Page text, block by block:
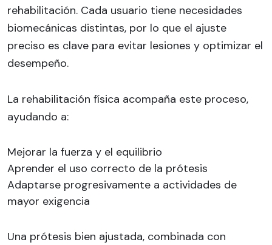
rehabilitación. Cada usuario tiene necesidades
biomecánicas distintas, por lo que el ajuste
preciso es clave para evitar lesiones y optimizar el
desempeño.
La rehabilitación física acompaña este proceso,
ayudando a:
Mejorar la fuerza y el equilibrio
Aprender el uso correcto de la prótesis
Adaptarse progresivamente a actividades de
mayor exigencia
Una prótesis bien ajustada, combinada con